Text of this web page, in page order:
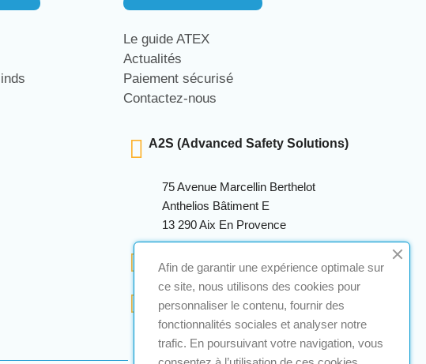
Le guide ATEX
Actualités
Paiement sécurisé
Contactez-nous
A2S (Advanced Safety Solutions)
75 Avenue Marcellin Berthelot
Anthelios Bâtiment E
13 290 Aix En Provence
Afin de garantir une expérience optimale sur
ce site, nous utilisons des cookies pour
personnaliser le contenu, fournir des
fonctionnalités sociales et analyser notre
trafic. En poursuivant votre navigation, vous